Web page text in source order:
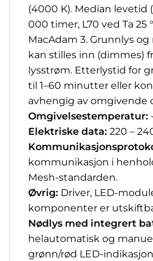
(4000 K). Median levetid
000 timer, L70 ved Ta 25
MacAdam 3. Grunnlys
kan stilles inn (dimmes)
lysstrøm. Etterlystid for
til 1–60 minutter eller
avhengig av omgivende
Omgivelsestemperatur:
Elektriske data: 220 –
kommunikasjon i
Mesh-standarden.
Øvrig: Driver, LED-
komponenter er
Nødlys med integrert
helautomatisk og
grønn/rød LED-